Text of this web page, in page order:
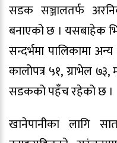
सडक सञ्जालतर्फ
बनाएको छ । यसबाहेक
सन्दर्भमा पालिकामा
कालोपत्र ५१, ग्राभेल
सडकको पहँच रहेको छ ।
खानेपानीका लागि